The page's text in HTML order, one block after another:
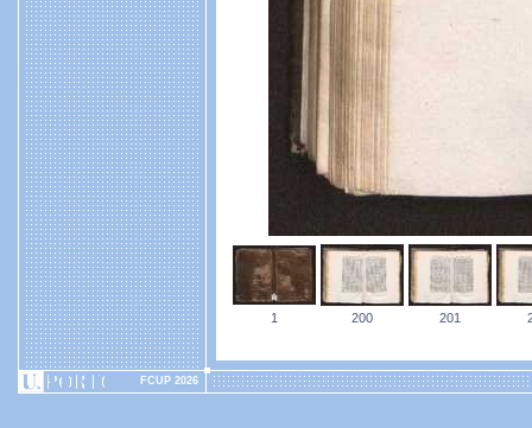
1 200 201
FCUP 2026